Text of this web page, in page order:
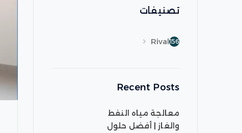
تصنيفات
Rival156
Recent Posts
معالجة مياه النفط
والغاز | أفضل حلول